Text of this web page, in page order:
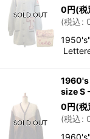
0円(税
(税込:
size S
0円(税
(税込: